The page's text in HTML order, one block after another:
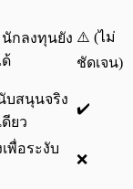
กลงทุนยัง ⚠️ (ไม่
ชัดเจน)
บสนุนจริง
ยว
✔️
พื่อระงับ
❌